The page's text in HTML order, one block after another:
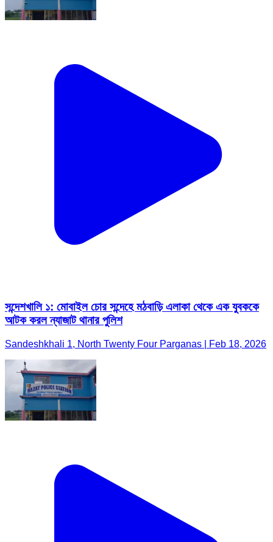
সন্দেশখালি ১: মোবাইল চোর সন্দেহে মঠবাড়ি এলাকা থেকে এক যুবককে
আটক করল ন্যাজাট থানার পুলিশ
Sandeshkhali 1, North Twenty Four Parganas | Feb 18, 2026